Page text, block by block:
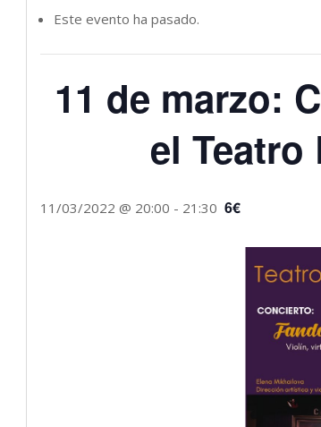
Este evento ha pasado.
11 de marzo:
el Teatro
11/03/2022 @ 20:00 - 21:30 6€